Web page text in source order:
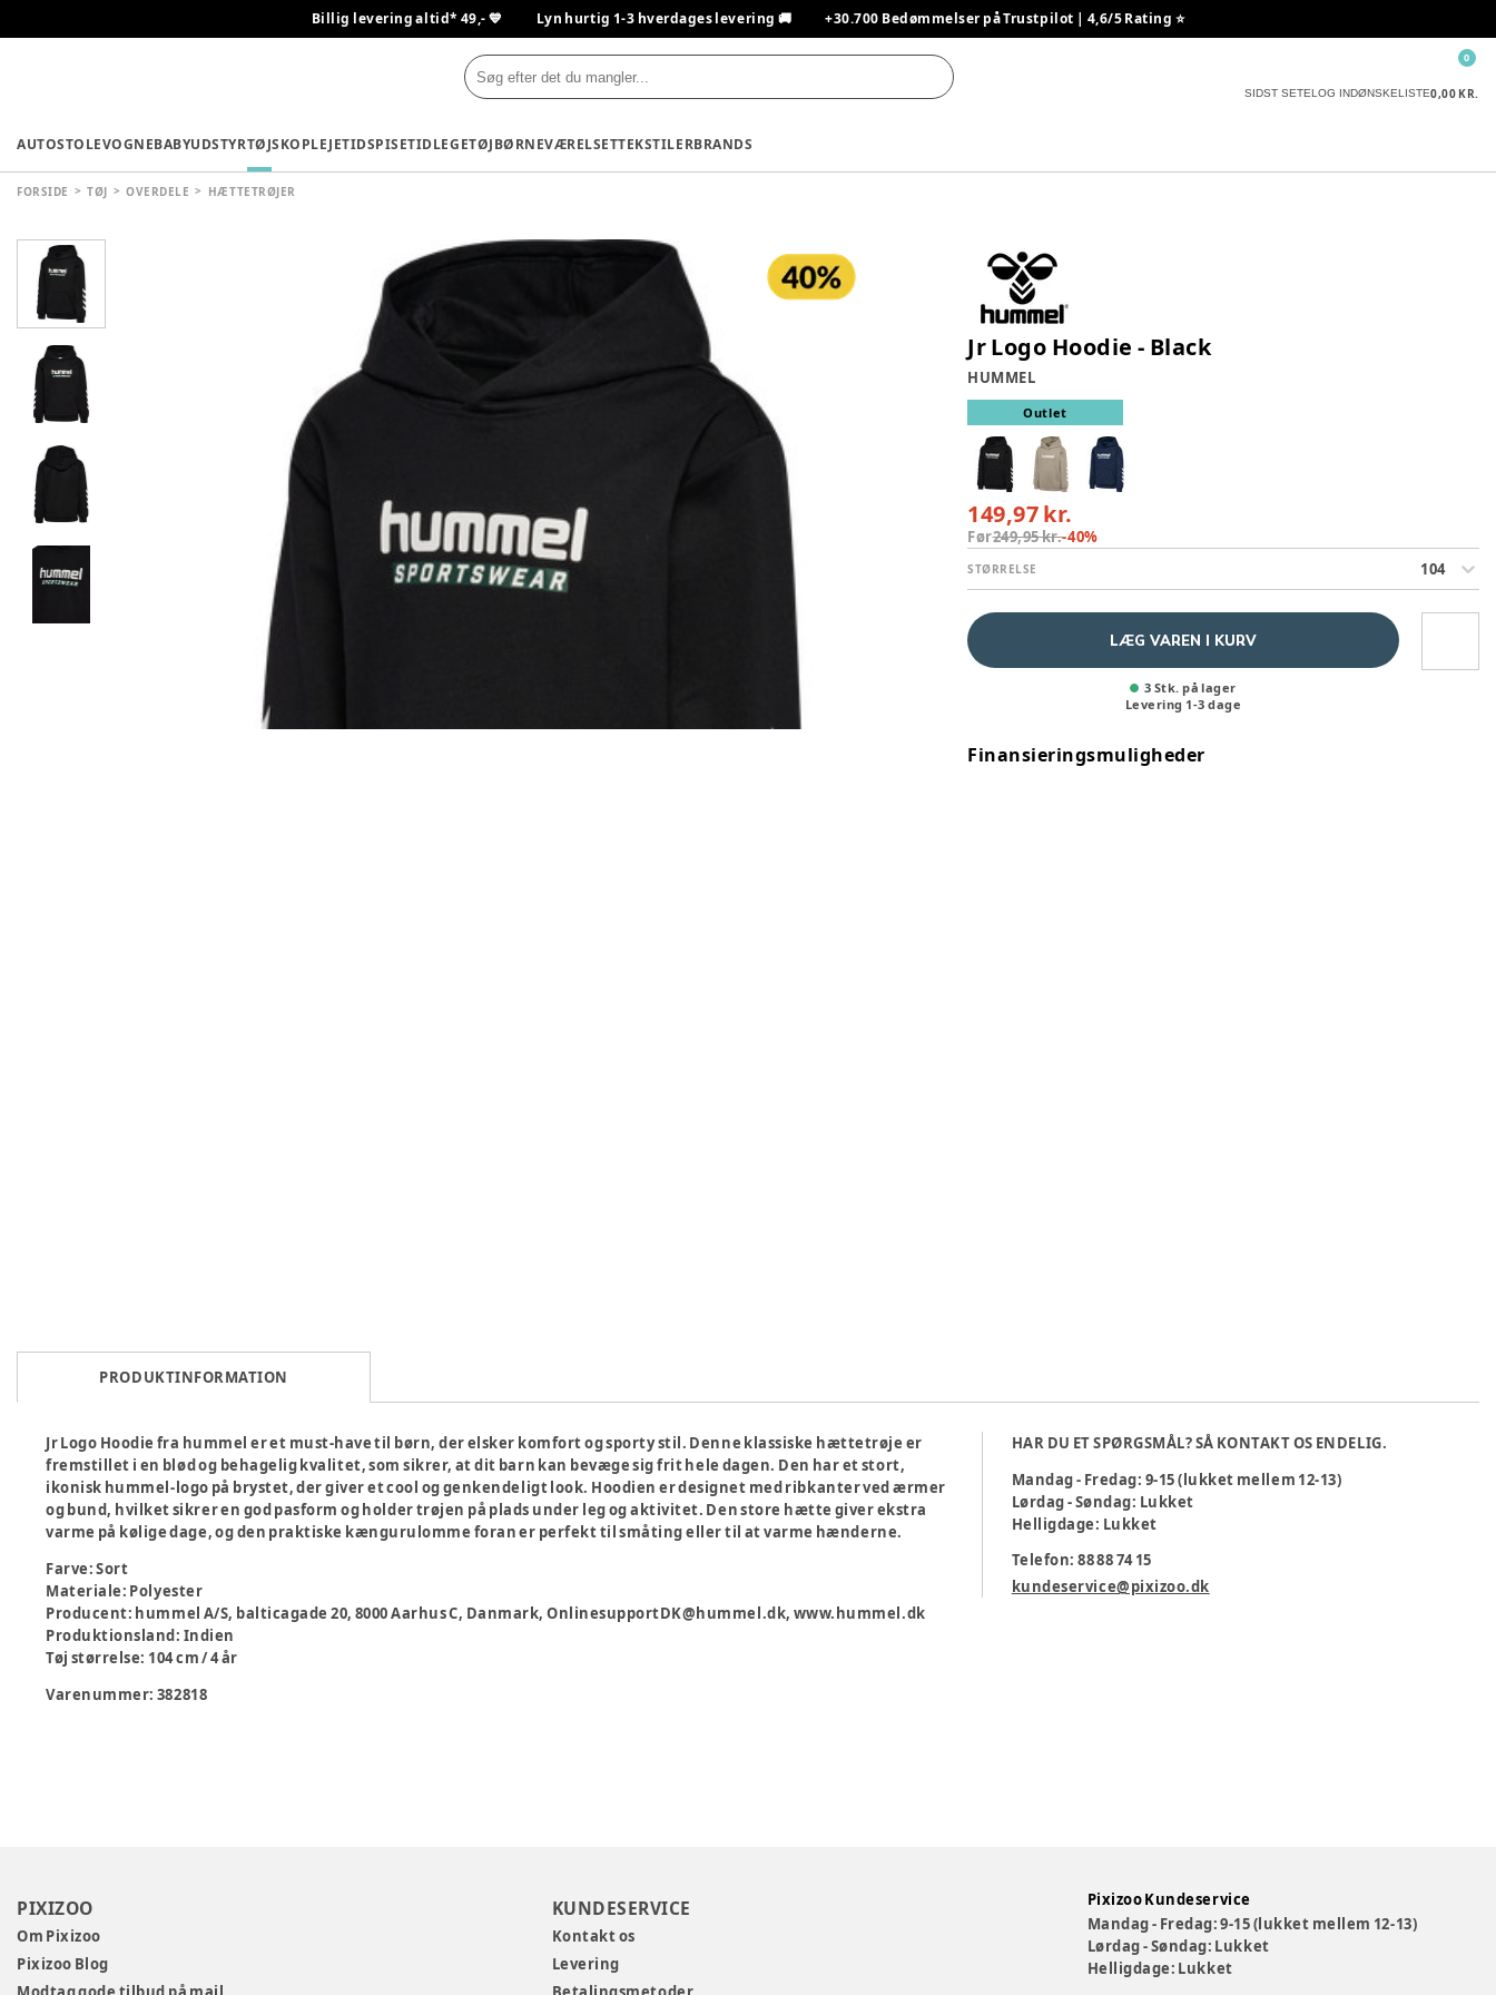
Billig levering altid* 49,- 💙 Lyn hurtig 1-3 hverdages levering 🚚 +30.700 Bedømmelser på Trustpilot | 4,6/5 Rating ⭐️
SIDST SETELOG INDØNSKELISTE0,00 KR.
0
AUTOSTOLEVOGNEBABYUDSTYRTØJSKOPLEJETIDSPISETIDLEGETØJBØRNEVÆRELSETTEKSTILERBRANDS
FORSIDE TØJ OVERDELE HÆTTETRØJER
Jr Logo Hoodie - Black
HUMMEL
Outlet
149,97 kr.
Før249,95 kr.-40%
STØRRELSE 104
LÆG VAREN I KURV
3 Stk. på lager
Levering 1-3 dage
Finansieringsmuligheder
PRODUKTINFORMATION
Jr Logo Hoodie fra hummel er et must-have til børn, der elsker komfort og sporty stil. Denne klassiske hættetrøje er
fremstillet i en blød og behagelig kvalitet, som sikrer, at dit barn kan bevæge sig frit hele dagen. Den har et stort,
ikonisk hummel-logo på brystet, der giver et cool og genkendeligt look. Hoodien er designet med ribkanter ved ærmer
og bund, hvilket sikrer en god pasform og holder trøjen på plads under leg og aktivitet. Den store hætte giver ekstra
varme på kølige dage, og den praktiske kængurulomme foran er perfekt til småting eller til at varme hænderne.
Farve:Sort
Materiale: Polyester
Producent: hummel A/S, balticagade 20, 8000 Aarhus C, Danmark, OnlinesupportDK@hummel.dk, www.hummel.dk
Produktionsland: Indien
Tøj størrelse: 104 cm / 4 år
Varenummer: 382818
HAR DU ET SPØRGSMÅL? SÅ KONTAKT OS ENDELIG.
Mandag - Fredag: 9-15 (lukket mellem 12-13)
Lørdag - Søndag: Lukket
Helligdage: Lukket
Telefon: 88 88 74 15
kundeservice@pixizoo.dk
PIXIZOO
Om Pixizoo
Pixizoo Blog
KUNDESERVICE
Kontakt os
Levering
Pixizoo Kundeservice
Mandag - Fredag: 9-15 (lukket mellem 12-13)
Lørdag - Søndag: Lukket
Helligdage: Lukket